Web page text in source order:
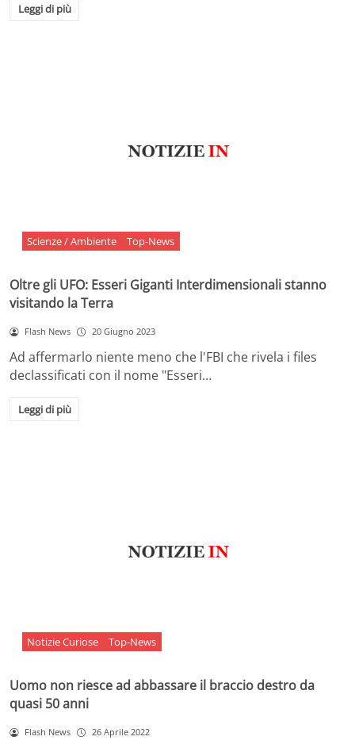
Leggi di più
Scienze / Ambiente Top-News
Oltre gli UFO: Esseri Giganti Interdimensionali stanno
visitando la Terra
Flash News 20 Giugno 2023
Ad affermarlo niente meno che l'FBI che rivela i files
declassificati con il nome "Esseri…
Leggi di più
Notizie Curiose Top-News
Uomo non riesce ad abbassare il braccio destro da
quasi 50 anni
Flash News 26 Aprile 2022